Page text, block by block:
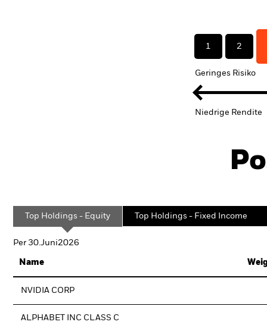
1 2
Geringes Risiko
Niedrige Rendite
Top Holdings - Equity Top Holdings - Fixed Income
Per 30.Juni2026
Name
NVIDIA CORP
ALPHABET INC CLASS C